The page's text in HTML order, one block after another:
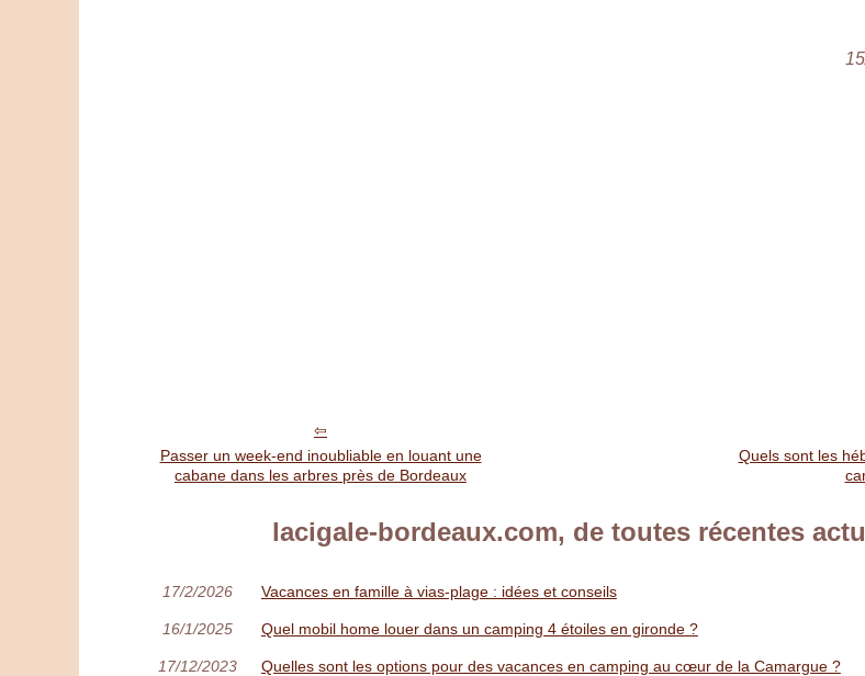
Passer un week-end inoubliable en louant une
cabane dans les arbres près de Bordeaux
Quels sont les
lacigale-bordeaux.com, de toutes récentes
17/2/2026 Vacances en famille à vias-plage : idées et conseils
16/1/2025 Quel mobil home louer dans un camping 4 étoiles en gironde ?
17/12/2023 Quelles sont les options pour des vacances en camping au cœur de la Camargue ?